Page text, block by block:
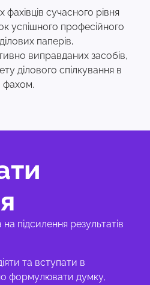
сучасного рівня
успішного професійного
паперів,
виправданих засобів,
ділового спілкування в
фахом.
підсилення результатів
та вступати в
формулювати думку,